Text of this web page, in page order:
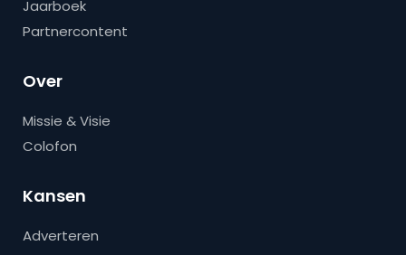
Jaarboek
Partnercontent
Over
Missie & Visie
Colofon
Kansen
Adverteren